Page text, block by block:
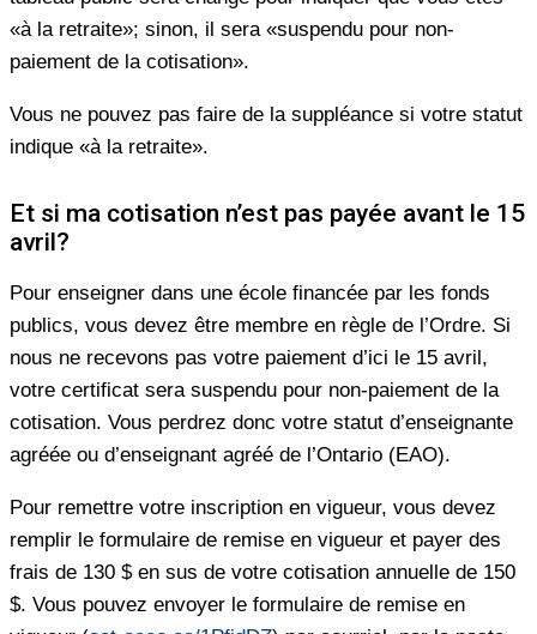
«à la retraite»; sinon, il sera «suspendu pour non-
paiement de la cotisation».
Vous ne pouvez pas faire de la suppléance si votre statut
indique «à la retraite».
Et si ma cotisation n’est pas payée avant le 15
avril?
Pour enseigner dans une école financée par les fonds
publics, vous devez être membre en règle de l’Ordre. Si
nous ne recevons pas votre paiement d’ici le 15 avril,
votre certificat sera suspendu pour non-paiement de la
cotisation. Vous perdrez donc votre statut d’enseignante
agréée ou d’enseignant agréé de l’Ontario (EAO).
Pour remettre votre inscription en vigueur, vous devez
remplir le formulaire de remise en vigueur et payer des
frais de 130 $ en sus de votre cotisation annuelle de 150
$. Vous pouvez envoyer le formulaire de remise en